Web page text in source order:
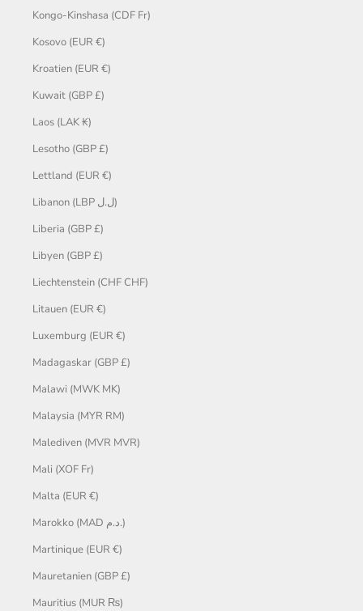
Kongo-Kinshasa (CDF Fr)
Kosovo (EUR €)
Kroatien (EUR €)
Kuwait (GBP £)
Laos (LAK ₭)
Lesotho (GBP £)
Lettland (EUR €)
Libanon (LBP ل.ل)
Liberia (GBP £)
Libyen (GBP £)
Liechtenstein (CHF CHF)
Litauen (EUR €)
Luxemburg (EUR €)
Madagaskar (GBP £)
Malawi (MWK MK)
Malaysia (MYR RM)
Malediven (MVR MVR)
Mali (XOF Fr)
Malta (EUR €)
Marokko (MAD د.م.)
Martinique (EUR €)
Mauretanien (GBP £)
Mauritius (MUR ₨)